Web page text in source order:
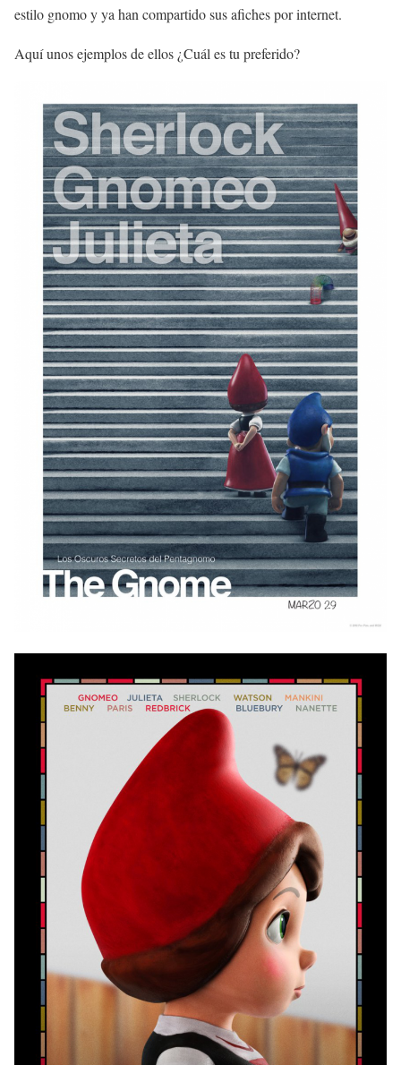
estilo gnomo y ya han compartido sus afiches por internet.
Aquí unos ejemplos de ellos ¿Cuál es tu preferido?